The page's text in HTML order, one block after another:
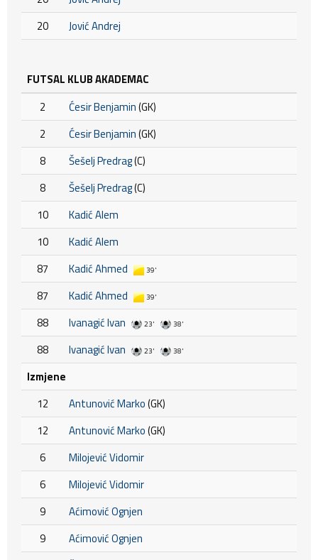
20
Jović Andrej
FUTSAL KLUB AKADEMAC
2
Ćesir Benjamin(GK)
2
Ćesir Benjamin(GK)
8
Šešelj Predrag(C)
8
Šešelj Predrag(C)
10
Kadić Alem
10
Kadić Alem
87
Kadić Ahmed 39'
87 Kadić Ahmed 39'
88 Ivanagić Ivan 23' 38'
88 Ivanagić Ivan 23' 38'
Izmjene
12
Antunović Marko(GK)
12
Antunović Marko(GK)
6
Milojević Vidomir
6
Milojević Vidomir
9
Aćimović Ognjen
9
Aćimović Ognjen